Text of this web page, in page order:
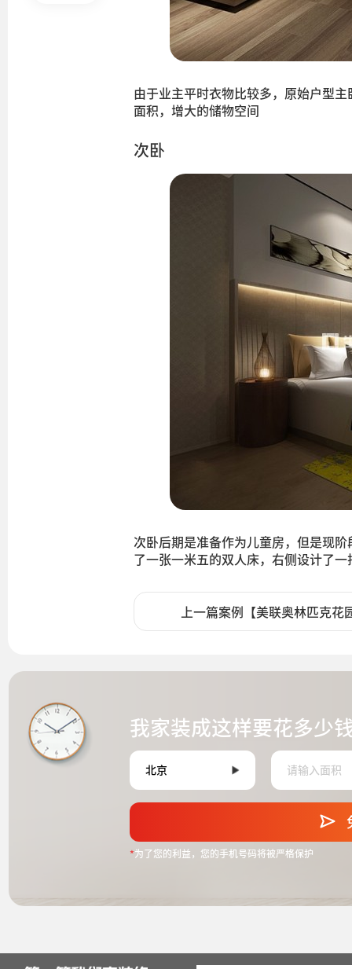
由于业主平时衣物比较多，原始户型
面积，增大的储物空间
次卧
次卧后期是准备作为儿童房，但是现
了一张一米五的双人床，右侧设计了
上一篇案例【美联奥林匹克花
我家装成这样要花多少
*为了您的利益，您的手机号码将被严格保护